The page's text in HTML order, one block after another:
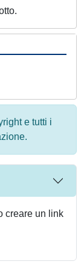
e tutti i
creare un link